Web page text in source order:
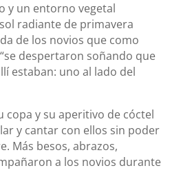
y un entorno vegetal
radiante de primavera
de los novios que como
“se despertaron soñando que
estaban: uno al lado del
copa y su aperitivo de cóctel
y cantar con ellos sin poder
Más besos, abrazos,
a los novios durante